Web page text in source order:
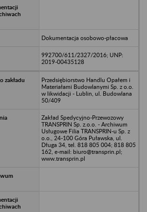
Dokumentacja osobowo-płacowa
992700/611/2327/2016; UNP:
2019-00435128
Przedsiębiorstwo Handlu Opałem i
Materiałami Budowlanymi Sp. z o.o.
w likwidacji - Lublin, ul. Budowlana
50/409
Zakład Spedycyjno-Przewozowy
TRANSPRIN Sp. z.o.o. - Archiwum
Usługowe Filia TRANSPRIN-u Sp. z
o.o., 24-100 Góra Puławska, ul.
Długa 34, tel. 818 805 004; 818 805
162, e-mail: biuro@transprin.pl;
www.transprin.pl